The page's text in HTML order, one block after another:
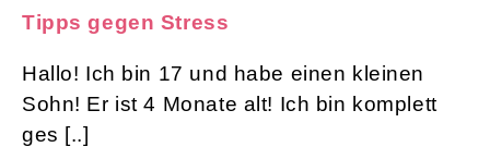
Tipps gegen Stress
Hallo! Ich bin 17 und habe einen kleinen
Sohn! Er ist 4 Monate alt! Ich bin komplett
ges [..]